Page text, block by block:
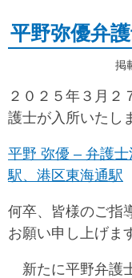
平野弥優弁
掲
２０２５年３月２
護士が入所いたし
平野 弥優 – 弁護
駅、港区東海通駅
ㅤ何卒、皆様のご
お願い申し上げま
新たに平野弁護